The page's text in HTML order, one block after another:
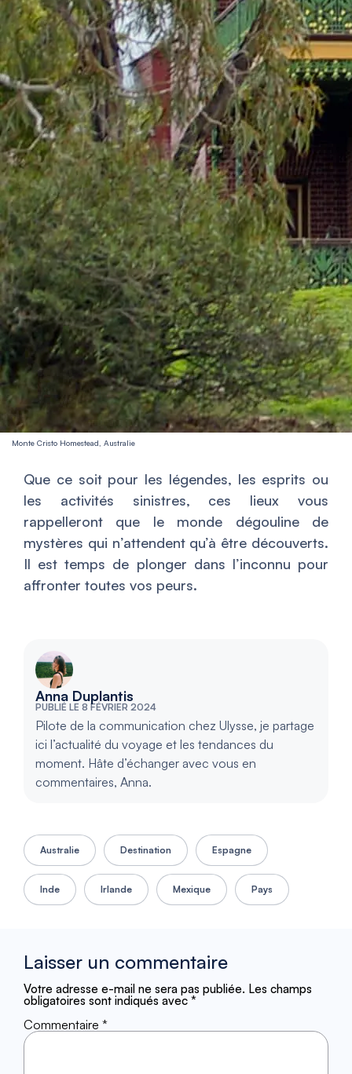
Monte Cristo Homestead, Australie
Que ce soit pour les légendes, les esprits ou
les activités sinistres, ces lieux vous
rappelleront que le monde dégouline de
mystères qui n’attendent qu’à être découverts.
Il est temps de plonger dans l’inconnu pour
affronter toutes vos peurs.
Anna Duplantis
PUBLIÉ LE 8 FÉVRIER 2024
Pilote de la communication chez Ulysse, je partage
ici l’actualité du voyage et les tendances du
moment. Hâte d’échanger avec vous en
commentaires, Anna.
Australie Destination Espagne
Inde Irlande Mexique Pays
Laisser un commentaire
Votre adresse e-mail ne sera pas publiée. Les champs
obligatoires sont indiqués avec *
Commentaire *